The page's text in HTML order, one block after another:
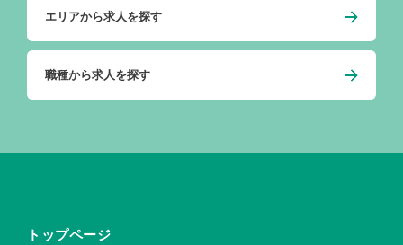
エリアから求人を探す
職種から求人を探す
トップページ